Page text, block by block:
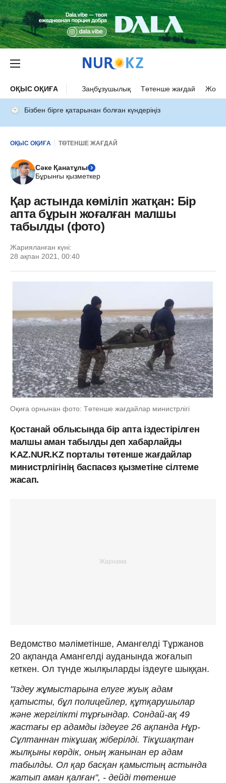
ОҚЫС ОҚИҒА Заңбұзушылық Төтенше жағдай Жол
Бізбен бірге қатарынан болған күндеріңіз
ОҚЫС ОҚИҒА ТӨТЕНШЕ ЖАҒДАЙ
Сәке Қанатұлы
Бұрынғы қызметкер
Қар астында көміліп жатқан: Бір
апта бұрын жоғалған малшы
табылды (фото)
Жарияланған күні:
28 ақпан 2021, 00:40
Оқиға орнынан фото: Төтенше жағдайлар министрлігі
Қостанай облысында бір апта іздестірілген
малшы аман табылды деп хабарлайды
KAZ.NUR.KZ порталы төтенше жағдайлар
министрлігінің баспасөз қызметіне сілтеме
жасап.
Ведомство мәліметінше, Амангелді Тұржанов
20 ақпанда Амангелді ауданында жоғалып
кеткен. Ол түнде жылқыларды іздеуге шыққан.
"Іздеу жұмыстарына елуге жуық адам
қатысты, бұл полицейлер, құтқарушылар
және жергілікті тұрғындар. Сондай-ақ 49
жастағы ер адамды іздеуге 26 ақпанда Нұр-
Сұлтаннан тікұшақ жіберілді. Тікұшақтан
жылқыны көрдік, оның жанынан ер адам
табылды. Ол қар басқан қамыстың астында
жатып аман қалған", - дейді төтенше